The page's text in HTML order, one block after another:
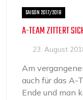
SAISON 2017/2018
A-TEAM ZITTERT
23. August
Am
auch für das A-
Ende und man